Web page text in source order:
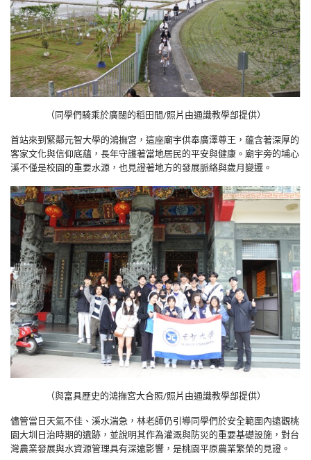
（同學們騎乘於廣闊的稻田間/照片由通識教學部提供）
首站來到緊鄰元智大學的鴻撫宮，這座廟宇供奉廣澤尊王，蘊含著深厚的
客家文化與信仰底蘊，長年守護著當地居民的平安與健康。廟宇旁的埔心
溪不僅是校園的重要水源，也見證著地方的發展脈絡與歲月變遷。
（與富具歷史的鴻撫宮大合照/照片由通識教學部提供）
儘管當日天氣不佳、溪水湍急，林老師仍引導同學們於安全範圍內遠觀桃
園大圳日治時期的遺跡，並說明其作為灌溉與防災的重要基礎設施，對台
灣農業發展與水資源管理具有深遠影響，是桃園平原農業繁榮的見證。